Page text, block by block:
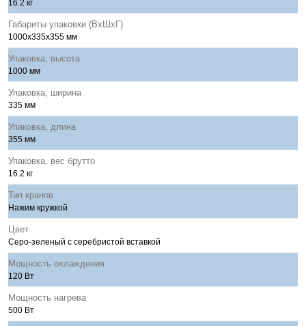
16.2 кг
Габариты упаковки (ВхШхГ)
1000x335x355 мм
Упаковка, высота
1000 мм
Упаковка, ширина
335 мм
Упаковка, длина
355 мм
Упаковка, вес брутто
16.2 кг
Тип кранов
Нажим кружкой
Цвет
Серо-зеленый с серебристой вставкой
Мощность охлаждения
120 Вт
Мощность нагрева
500 Вт